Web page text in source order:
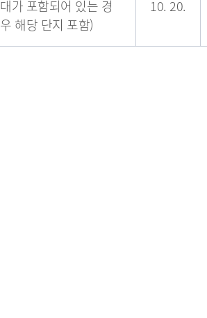
대가 포함되어 있는 경
우 해당 단지 포함)
10. 20.